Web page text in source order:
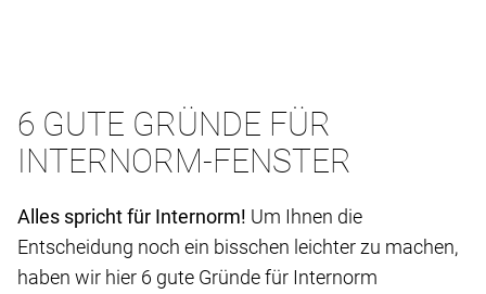
6 GUTE GRÜNDE FÜR
INTERNORM-FENSTER
Alles spricht für Internorm! Um Ihnen die
Entscheidung noch ein bisschen leichter zu machen,
haben wir hier 6 gute Gründe für Internorm